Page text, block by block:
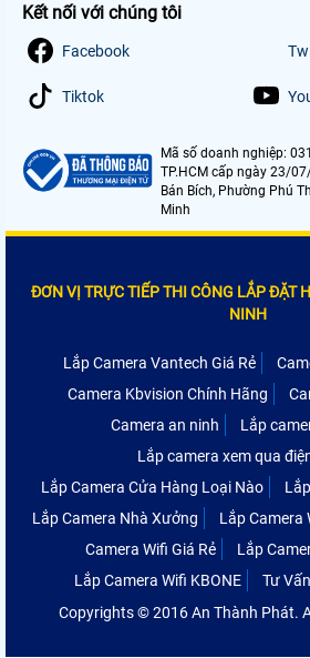
Kết nối với chúng tôi
Facebook
Tiktok
Mã số doanh nghiệp:
TP.HCM cấp ngày 23/
Bán Bích, Phường Phú
Minh
ĐƠN VỊ TRỰC TIẾP THI CÔNG LẮP ĐẶT
NINH
Lắp Camera Vantech Giá Rẻ
Camera Kbvision Chính Hãng
Camera an ninh
Lắp
Lắp camera xem qua
Lắp Camera Cửa Hàng Loại Nào
Lắp Camera Nhà Xưởng
Lắp Camera
Camera Wifi Giá Rẻ
Lắp
Lắp Camera Wifi KBONE
Tư
Copyrights © 2016 An Thành Phát.